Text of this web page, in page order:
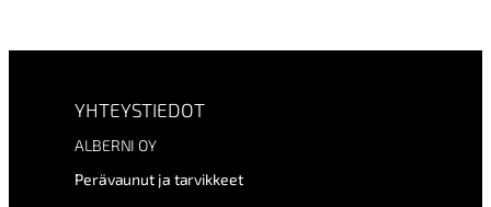
YHTEYSTIEDOT
ALBERNI OY
Perävaunut ja tarvikkeet